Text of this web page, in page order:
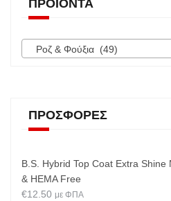
ΠΡΟΪΌΝΤΑ
Ροζ & Φούξια (49)
ΠΡΟΣΦΟΡΈΣ
B.S. Hybrid Top Coat Extra Shine
& HEMA Free
€12.50 με ΦΠΑ